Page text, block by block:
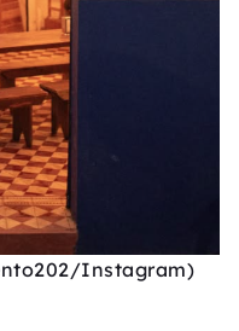
Instagram)